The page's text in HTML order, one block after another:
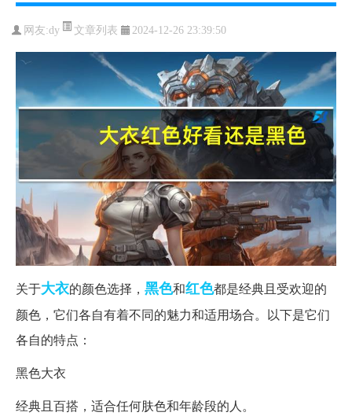
网友:dy 文章列表 2024-12-26 23:39:50
关于大衣的颜色选择， 黑色和红色都是经典且受欢迎的
颜色，它们各自有着不同的魅力和适用场合。以下是它们
各自的特点：
黑色大衣
经典且百搭，适合任何肤色和年龄段的人。